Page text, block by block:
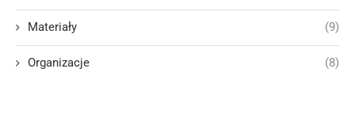
Materiały (9)
Organizacje (8)